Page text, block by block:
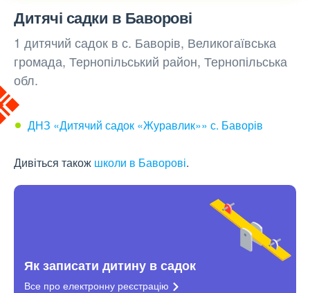
Дитячі садки в Баворові
1 дитячий садок в с. Баворів, Великогаївська
громада, Тернопільський район, Тернопільська
обл.
ДНЗ «Дитячий садок «Журавлик»» с. Баворів
Дивіться також школи в Баворові.
Як записати дитину в садок
Все про електронну реєстрацію